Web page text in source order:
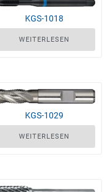
KGS-1018
WEITERLESEN
KGS-1029
WEITERLESEN